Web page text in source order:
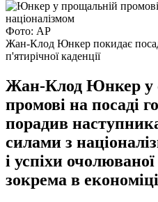
Фото: АР
Жан-Клод Юнкер покидає
п'ятирічної каденції
Жан-Клод Юнкер у
промові на посаді
порадив
силами з
і успіхи
зокрема в